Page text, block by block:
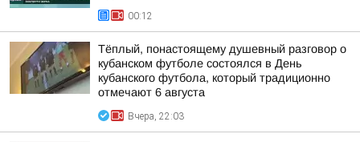
00:12
Тёплый, понастоящему душевный разговор о
кубанском футболе состоялся в День
кубанского футбола, который традиционно
отмечают 6 августа
Вчера, 22:03